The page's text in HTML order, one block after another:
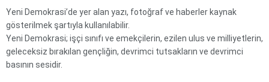
Yeni Demokrasi’de yer alan yazı, fotoğraf ve haberler kaynak
gösterilmek şartıyla kullanılabilir.
Yeni Demokrasi; işçi sınıfı ve emekçilerin, ezilen ulus ve milliyetlerin,
geleceksiz bırakılan gençliğin, devrimci tutsakların ve devrimci
basının sesidir.